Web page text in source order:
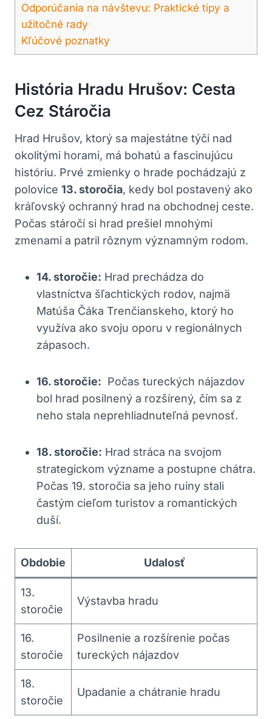
Odporúčania na návštevu: Praktické tipy ‍a
užitočné rady
Kľúčové poznatky
História Hradu ⁢Hrušov: Cesta
Cez Stáročia
Hrad Hrušov, ktorý⁤ sa majestátne týči ‌nad⁤
okolitými horami, má bohatú a fascinujúcu
históriu. Prvé zmienky o ⁢hrade​ pochádzajú z‍
polovice 13. storočia, kedy bol postavený ako ​
kráľovský ‍ochranný hrad na obchodnej ceste.
Počas stáročí⁢ si⁣ hrad⁣ prešiel mnohými
zmenami a ​patril rôznym‌ významným rodom.
14.⁢ storočie: Hrad‍ prechádza do
vlastníctva šľachtických rodov, ‍najmä
Matúša⁢ Čáka ​Trenčianskeho, ktorý ho
‌využíva ako ⁣svoju⁣ oporu v regionálnych
zápasoch.
16. storočie: ‍ Počas tureckých nájazdov
⁤bol hrad‌ posilnený a rozšírený, čím sa ⁢z
neho ‍stala neprehliadnuteľná pevnosť.
18. storočie: Hrad stráca ‌na svojom
strategickom význame a postupne⁤ chátra.
Počas 19. storočia sa ​jeho ruiny​ stali
častým cieľom turistov a⁣ romantických
duší.
Obdobie Udalosť
13.
storočie
Výstavba hradu
16.
storočie
Posilnenie a rozšírenie počas
tureckých nájazdov
18.
storočie
Upadanie a chátranie hradu